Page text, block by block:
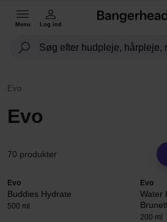
Menu Log ind
Evo
Evo
70 produkter
Evo
Buddies Hydrate
500 ml
Evo
Water
200 ml